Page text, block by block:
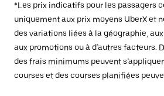
*Les prix indicatifs pour les passagers
uniquement aux prix moyens UberX et
des variations liées à la géographie,
aux promotions ou à d’autres facteurs.
des frais minimums peuvent
courses et des courses planifiées